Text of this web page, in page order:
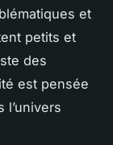
et
petits et
des
est pensée
l’univers